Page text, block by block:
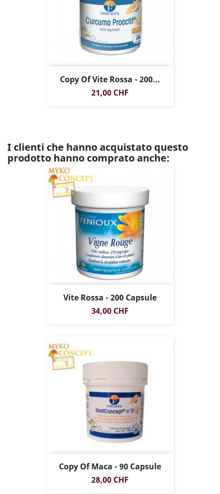
Copy Of Vite Rossa - 200...
Prezzo
21,00 CHF
I clienti che hanno acquistato questo
prodotto hanno comprato anche:
Vite Rossa - 200 Capsule
Prezzo
34,00 CHF
Copy Of Maca - 90 Capsule
Prezzo
28,00 CHF